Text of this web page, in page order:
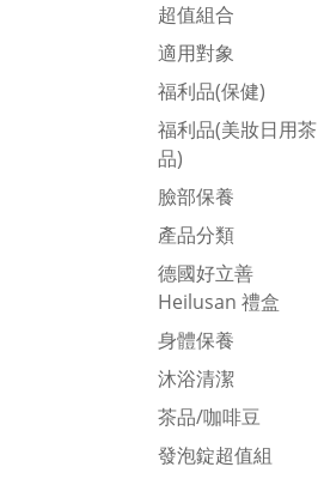
超值組合
適用對象
福利品(保健)
福利品(美妝日用茶
品)
臉部保養
產品分類
德國好立善
Heilusan 禮盒
身體保養
沐浴清潔
茶品/咖啡豆
發泡錠超值組